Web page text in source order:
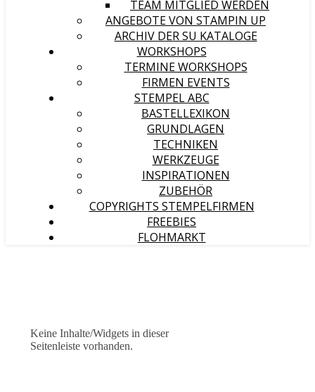
TEAM MITGLIED WERDEN
ANGEBOTE VON STAMPIN UP
ARCHIV DER SU KATALOGE
WORKSHOPS
TERMINE WORKSHOPS
FIRMEN EVENTS
STEMPEL ABC
BASTELLEXIKON
GRUNDLAGEN
TECHNIKEN
WERKZEUGE
INSPIRATIONEN
ZUBEHÖR
COPYRIGHTS STEMPELFIRMEN
FREEBIES
FLOHMARKT
Keine Inhalte/Widgets in dieser
Seitenleiste vorhanden.